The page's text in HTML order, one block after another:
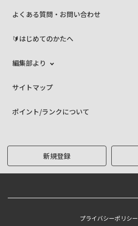
よくある質問・お問い合わせ
🔰はじめてのかたへ
編集部より
サイトマップ
ポイント/ランクについて
新規登録
プライバシーポリシー